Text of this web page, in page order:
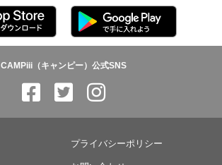
CAMPiii（キャンピー）公式SNS
プライバシーポリシー